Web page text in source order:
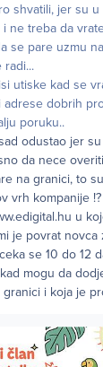
shvatili, jer su u
ne treba da
se pare uzmu
radi...
utiske kad se
adrese dobrih
poruku..
odustao jer
da nece
na granici, to
vrh kompanije
u
je povrat novca
se 10 do 12
mogu da
i koja je